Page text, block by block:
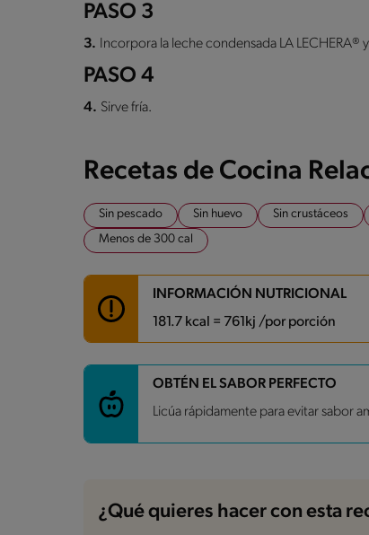
PASO 3
3. Incorpora la leche condensada LA LECHERA®
PASO 4
4. Sirve fría.
Recetas de Cocina
Sin pescado Sin huevo Sin crustáceos
Menos de 300 cal
INFORMACIÓN NUTRICIONAL
181.7 kcal = 761kj /por porción
Carbohidratos 38.8 g
Grasas 2.5 g
Azúcares
36.8 g
OBTÉN EL SABOR PERFECTO
Licúa rápidamente para evitar sabor
¿Qué quieres hacer con esta